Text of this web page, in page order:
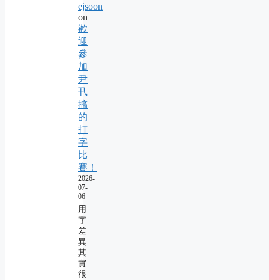
ejsoon
on
歡
迎
參
加
尹
卂
搞
的
打
字
比
賽！
2026-
07-
06
用
字
差
異
其
實
很